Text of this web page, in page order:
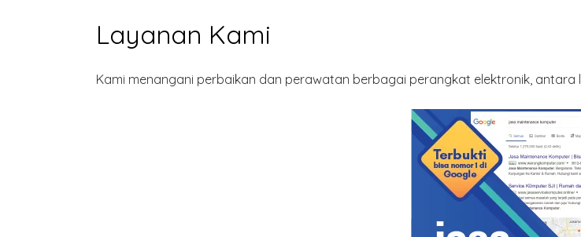
Layanan Kami
Kami menangani perbaikan dan perawatan berbagai perangkat elektronik, antara